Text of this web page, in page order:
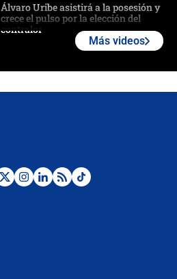
Álvaro Uribe asistirá a la posesión y
crece el pulso por la elección del
contralor
Estratega de Abelardo de la Espriella
Más videos